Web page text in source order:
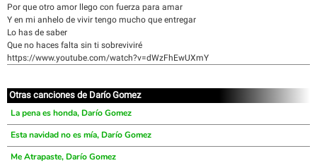
Por que otro amor llego con fuerza para amar
Y en mi anhelo de vivir tengo mucho que entregar
Lo has de saber
Que no haces falta sin ti sobreviviré
https://www.youtube.com/watch?v=dWzFhEwUXmY
Otras canciones de Darío Gomez
La pena es honda, Darío Gomez
Esta navidad no es mía, Darío Gomez
Me Atrapaste, Darío Gomez